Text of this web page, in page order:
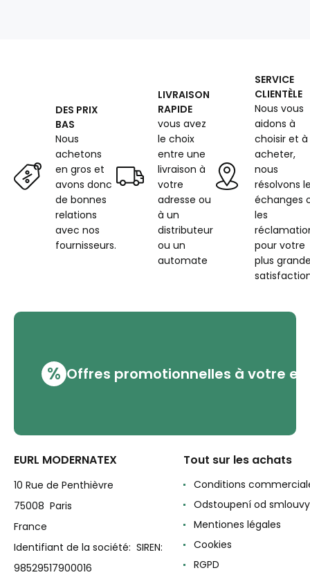
Gray
DES PRIX
BAS
Nous
achetons
en gros et
avons donc
de bonnes
relations
avec nos
fournisseurs.
LIVRAISON
RAPIDE
vous avez
le choix
entre une
livraison à
votre
adresse ou
à un
distributeur
ou un
automate
SERVICE
CLIENTÈLE
Nous vous
aidons à
choisir et à
acheter,
nous
résolvons
échanges
les
pour votre
plus
% Offres promotionnelles à votre
EURL MODERNATEX
10 Rue de Penthièvre
75008 Paris
France
Identifiant de la société: SIREN:
98529517900016
Tout sur les achats
Conditions
Odstoupení od smlouvy
Mentiones légales
Cookies
RGPD